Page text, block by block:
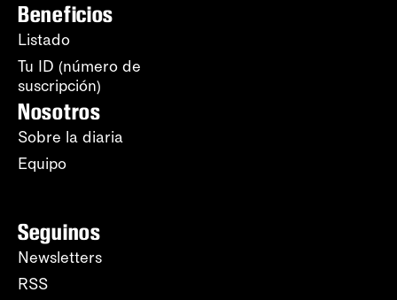
Beneficios
Listado
Tu ID (número de
suscripción)
Nosotros
Sobre la diaria
Equipo
Seguinos
Newsletters
RSS